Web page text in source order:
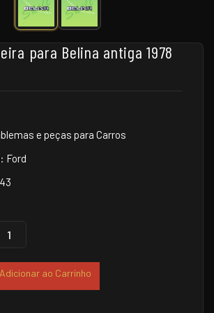
para Belina antiga 1978
e peças para Carros
Ford
Adicionar ao Carrinho